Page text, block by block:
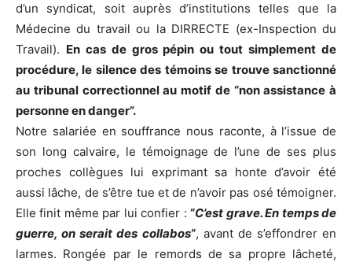
d’un syndicat, soit auprès d’institutions telles que la
Médecine du travail ou la DIRRECTE (ex-Inspection du
Travail). En cas de gros pépin ou tout simplement de
procédure, le silence des témoins se trouve sanctionné
au tribunal correctionnel au motif de “non assistance à
personne en danger”.
Notre salariée en souffrance nous raconte, à l’issue de
son long calvaire, le témoignage de l’une de ses plus
proches collègues lui exprimant sa honte d’avoir été
aussi lâche, de s’être tue et de n’avoir pas osé témoigner.
Elle finit même par lui confier :“C’est grave. En temps de
guerre, on serait des collabos“, avant de s’effondrer en
larmes. Rongée par le remords de sa propre lâcheté,